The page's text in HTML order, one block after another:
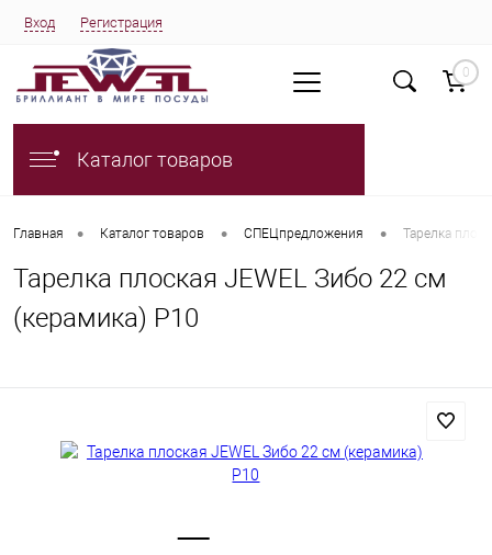
Вход Регистрация
0
Каталог товаров
Главная • Каталог товаров • СПЕЦпредложения • Тарелка
Тарелка плоская JEWEL Зибо 22 см
(керамика) P10